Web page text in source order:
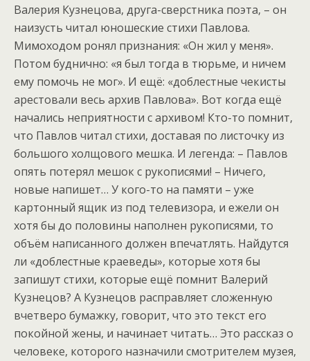
Валерия Кузнецова, друга-сверстника поэта, – он
наизусть читал юношеские стихи Павлова.
Мимоходом ронял признания: «Он жил у меня».
Потом буднично: «я был тогда в тюрьме, и ничем
ему помочь не мог». И ещё: «доблестные чекисты
арестовали весь архив Павлова». Вот когда ещё
начались неприятности с архивом! Кто-то помнит,
что Павлов читал стихи, доставая по листочку из
большого холщового мешка. И легенда: – Павлов
опять потерял мешок с рукописями! – Ничего,
новые напишет… У кого-то на памяти – уже
картонный ящик из под телевизора, и ежели он
хотя бы до половины наполнен рукописями, то
объём написанного должен впечатлять. Найдутся
ли «доблестные краеведы», которые хотя бы
запишут стихи, которые ещё помнит Валерий
Кузнецов? А Кузнецов расправляет сложенную
вчетверо бумажку, говорит, что это текст его
покойной жены, и начинает читать… Это рассказ о
человеке, которого назначили смотрителем музея,